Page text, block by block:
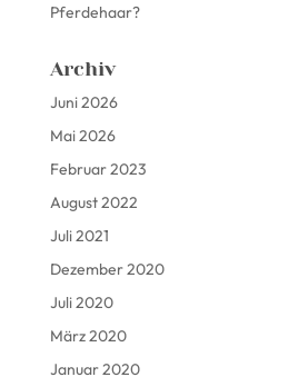
Pferdehaar?
Archiv
Juni 2026
Mai 2026
Februar 2023
August 2022
Juli 2021
Dezember 2020
Juli 2020
März 2020
Januar 2020